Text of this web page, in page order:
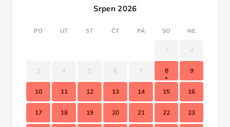
Srpen 2026
PO ÚT ST ČT PÁ SO NE
1 2
3 4 5 6 7 8 9
10 11 12 13 14 15 16
17 18 19 20 21 22 23